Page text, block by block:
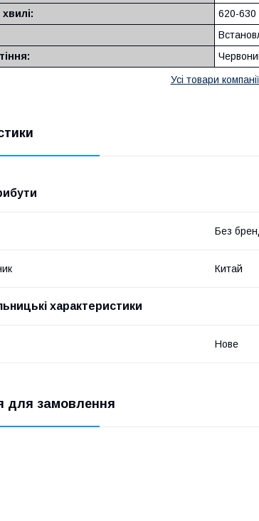
620-630
Усі товари компанії
Без
Китай
характеристики
Нове
для замовлення